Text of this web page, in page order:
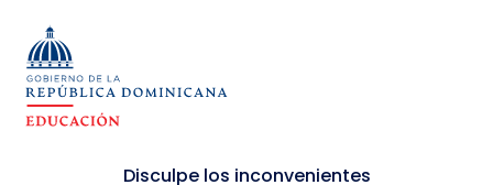
Disculpe los inconvenientes